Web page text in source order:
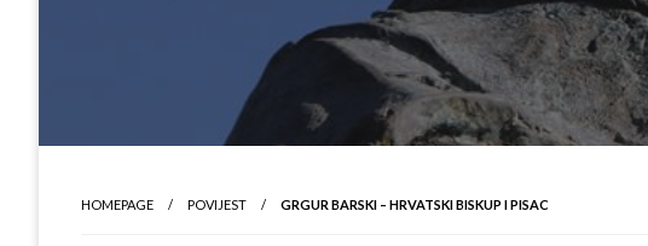
HOMEPAGE POVIJEST GRGUR BARSKI – HRVATSKI BISKUP I PISAC